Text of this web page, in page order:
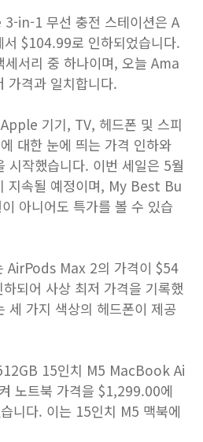
in-1 무선 충전 스테이션은 A
$104.99로 인하되었습니다.
서리 중 하나이며, 오늘 Ama
가격과 일치합니다.
기기, TV, 헤드폰 및 스피
대한 눈에 띄는 가격 인하와
시작했습니다. 이번 세일은 5월
지속될 예정이며, My Best Bu
아니어도 특가를 볼 수 있습
AirPods Max 2의 가격이 $54
되어 사상 최저 가격을 기록했
세 가지 색상의 헤드폰이 제공
15인치 M5 MacBook Ai
노트북 가격을 $1,299.00에
니다. 이는 15인치 M5 맥북에